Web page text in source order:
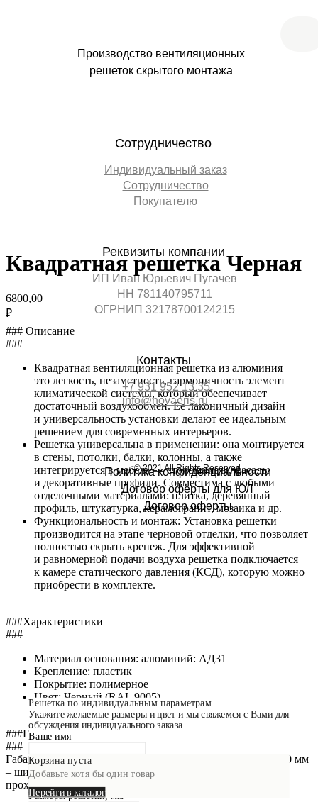
Квадратная решетка Черная
6800,00
₽
### Описание
###
Квадратная вентиляционная решетка из алюминия —
это легкость, незаметность, гармоничность элемент
климатической системы, который обеспечивает
достаточный воздухообмен. Ее лаконичный дизайн
и универсальность установки делают ее идеальным
решением для современных интерьеров.
Решетка универсальна в применении: она монтируется
в стены, потолки, балки, колонны, а также
интегрируется в мебель — столешницы, фасады
и декоративные профили. Совместима с любыми
отделочными материалами: плитка, деревянный
профиль, штукатурка, керамогранит, мозаика и др.
Функциональность и монтаж: Установка решетки
производится на этапе черновой отделки, что позволяет
полностью скрыть крепеж. Для эффективной
и равномерной подачи воздуха решетка подключается
к камере статического давления (КСД), которую можно
приобрести в комплекте.
###Характеристики
###
Материал основания: алюминий: АД31
Крепление: пластик
Покрытие: полимерное
Цвет: Черный (RAL 9005)
###Габариты
###
Габариты: 1200х100 -15, где 1200 мм – длина решетки, 100 мм
– ширина решетки, 15 – ширина воздушного зазора для
прохода воздуха.
Решетка по индивидуальным параметрам
Укажите желаемые размеры и цвет и мы свяжемся с Вами для
обсуждения индивидуального заказа
Ваше имя
Email
Размеры решетки, мм
Корзина пуста
Добавьте хотя бы один товар
Перейти в каталог
Производство вентиляционных
решеток скрытого монтажа
Сотрудничество
Индивидуальный заказ
Сотрудничество
Покупателю
Реквизиты компании
ИП Иван Юрьевич Пугачев
НН 781140795711
ОГРНИП 32178700124215
Контакты
+7 931 952 13 35
info@novaeris.ru
Политика конфиденциальности
Договор оферты для ЮЛ
Договор оферты
© 2021 All Rights Reserved